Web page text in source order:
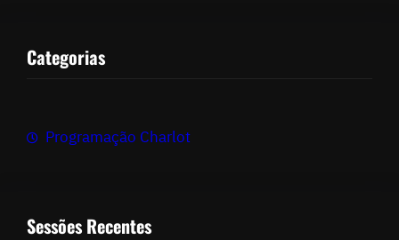
Categorias
Programação Charlot
Sessões Recentes